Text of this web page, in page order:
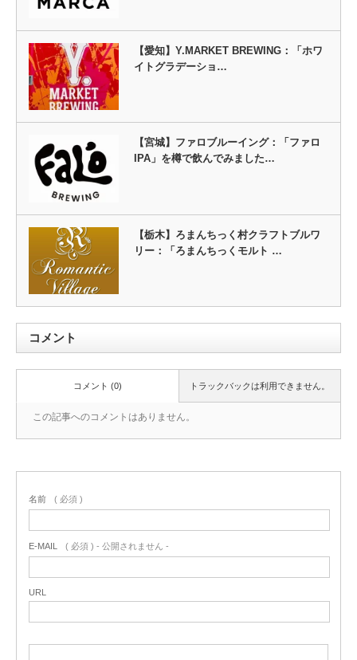
【愛知】Y.MARKET BREWING：「ホワ
イトグラデーショ…
【宮城】ファロブルーイング：「ファロ
IPA」を樽で飲んでみました…
【栃木】ろまんちっく村クラフトブルワ
リー：「ろまんちっくモルト …
コメント
トラックバックは利用できません。
コメント (0)
この記事へのコメントはありません。
名前 ( 必須 )
E-MAIL ( 必須 ) - 公開されません -
URL